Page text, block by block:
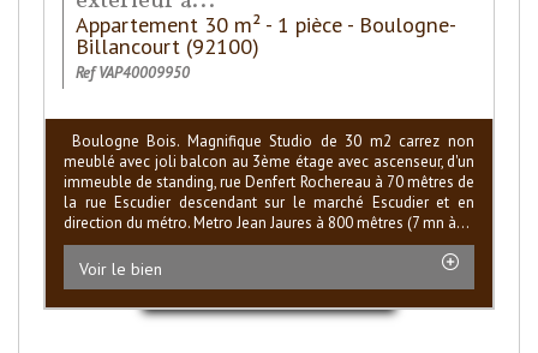
Appartement 30 m² - 1 pièce - Boulogne-
Billancourt (92100)
Ref VAP40009950
Boulogne Bois. Magnifique Studio de 30 m2 carrez non
meublé avec joli balcon au 3ème étage avec ascenseur, d'un
immeuble de standing, rue Denfert Rochereau à 70 mêtres de
la rue Escudier descendant sur le marché Escudier et en
direction du métro. Metro Jean Jaures à 800 mêtres (7 mn à...
Voir le bien